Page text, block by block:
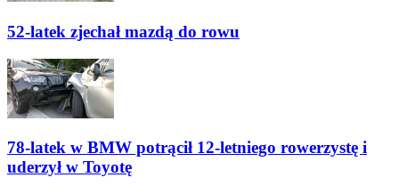
52-latek zjechał mazdą do rowu
78-latek w BMW potrącił 12-letniego rowerzystę i
uderzył w Toyotę